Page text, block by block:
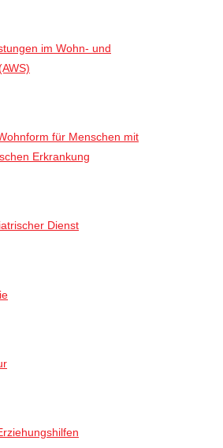
im Wohn- und
für Menschen mit
Erkrankung
Dienst